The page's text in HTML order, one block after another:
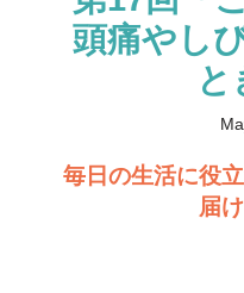
頭痛やし
と
毎日の生活に役
届